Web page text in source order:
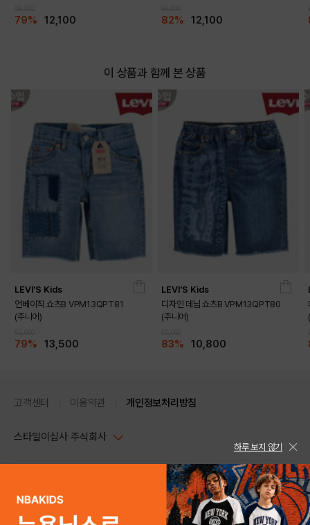
79% 12,100 82% 12,100
이 상품과 함께 본 상품
LEVI'S Kids
언베이직 쇼츠B VPM13QPT81
(주니어)
79% 13,500
LEVI'S Kids
디자인 데님 쇼츠B VPM13QPT80
(주니어)
83% 10,800
고객센터 이용약관 개인정보처리방침
스타일이십사 주식회사
주소 : 서울시 강남구 논현로 633, 6층 (논현동, 한세엠케이빌딩)
사업자등록번호 : 116-81-32499
스타일24 고객센터 1544-5336
평일 09:00~ 18:00 (토/일/공휴일 휴무)
하루 보지 않기